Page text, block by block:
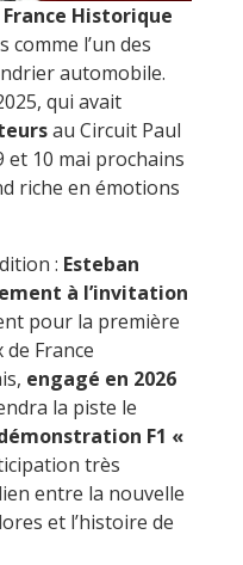
France Historique
comme l’un des
automobile.
qui avait
au Circuit Paul
et 10 mai prochains
riche en émotions
: Esteban
à l’invitation
pour la première
France
engagé en 2026
la piste le
F1 «
très
entre la nouvelle
et l’histoire de